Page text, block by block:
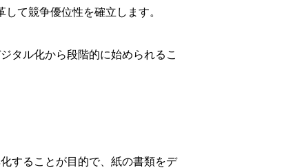
て競争優位性を確立します。
タル化から段階的に始められるこ
することが目的で、紙の書類をデ